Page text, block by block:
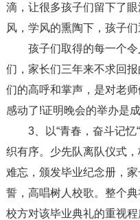
滴，让很多孩子们留下了
风，学风的熏陶下，孩子
孩子们取得的每一个
们，家长们三年来不求回
们的高呼和掌声，是对老
感动了!证明晚会的举办是
3、以“青春，奋斗记
织有序。少先队离队仪式
难忘，颁发毕业纪念册，
誓，高唱树人校歌。整个
校方对该毕业典礼的重视